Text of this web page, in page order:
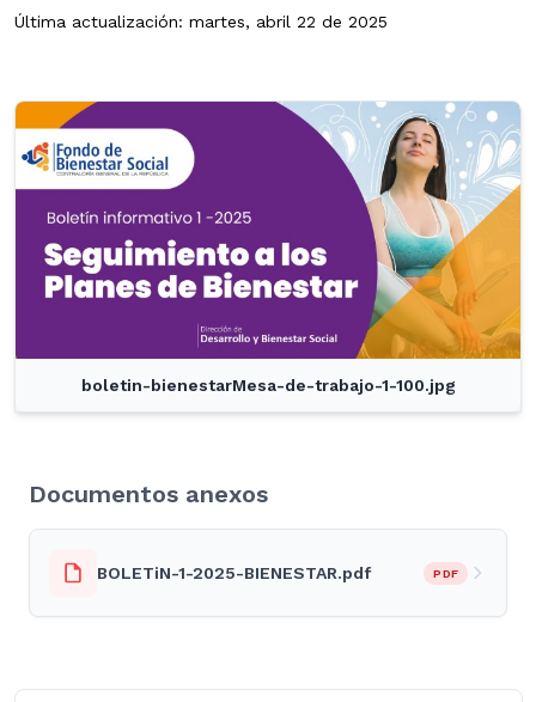
Última actualización: martes, abril 22 de 2025
boletin-bienestarMesa-de-trabajo-1-100.jpg
Documentos anexos
BOLETiN-1-2025-BIENESTAR.pdf PDF